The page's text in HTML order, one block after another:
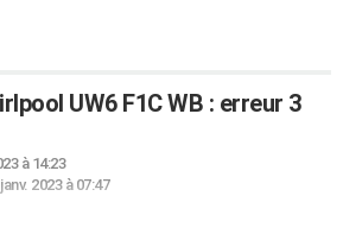
UW6 F1C WB : erreur 3
à 14:23
2023 à 07:47